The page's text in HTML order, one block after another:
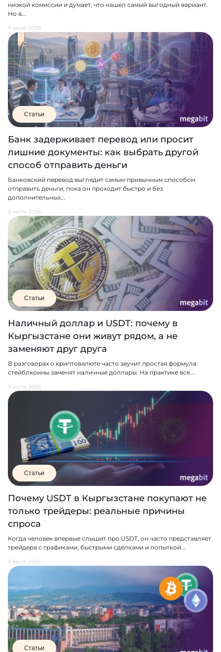
низкой комиссии и думает, что нашел самый выгодный вариант.
Но в...
9 июля, 2026
Статьи
Банк задерживает перевод или просит
лишние документы: как выбрать другой
способ отправить деньги
Банковский перевод выглядит самым привычным способом
отправить деньги, пока он проходит быстро и без
дополнительных...
9 июля, 2026
Статьи
Наличный доллар и USDT: почему в
Кыргызстане они живут рядом, а не
заменяют друг друга
В разговорах о криптовалюте часто звучит простая формула:
стейблкоины заменят наличные доллары. На практике все...
9 июля, 2026
Статьи
Почему USDT в Кыргызстане покупают не
только трейдеры: реальные причины
спроса
Когда человек впервые слышит про USDT, он часто представляет
трейдера с графиками, быстрыми сделками и попыткой...
9 июля, 2026
Статьи